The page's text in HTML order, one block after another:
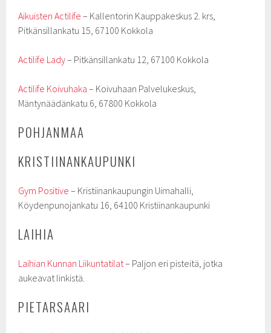
Aikuisten Actilife – Kallentorin Kauppakeskus 2. krs,
Pitkänsillankatu 15, 67100 Kokkola
Actilife Lady– Pitkänsillankatu 12, 67100 Kokkola
Actilife Koivuhaka – Koivuhaan Palvelukeskus,
Mäntynäädänkatu 6, 67800 Kokkola
POHJANMAA
KRISTIINANKAUPUNKI
Gym Positive – Kristiinankaupungin Uimahalli,
Köydenpunojankatu 16, 64100 Kristiinankaupunki
LAIHIA
Laihian Kunnan Liikuntatilat– Paljon eri pisteitä, jotka
aukeavat linkistä.
PIETARSAARI